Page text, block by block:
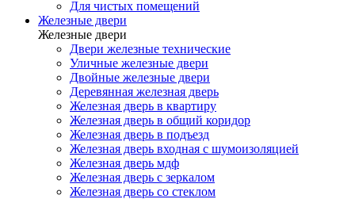
Для чистых помещений
Железные двери
Железные двери
Двери железные технические
Уличные железные двери
Двойные железные двери
Деревянная железная дверь
Железная дверь в квартиру
Железная дверь в общий коридор
Железная дверь в подъезд
Железная дверь входная с шумоизоляцией
Железная дверь мдф
Железная дверь с зеркалом
Железная дверь со стеклом